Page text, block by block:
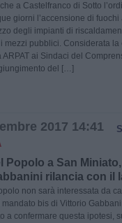
a Castelfranco di Sotto
giorni l’accensione di fuochi
degli impianti di
mezzi pubblici. Considerata
ARPAT ai Sindaci del
del […]
2017 14:41
Popolo a San
rilancia con il
non sarà interessata da
bis di Vittorio
a confermare questa ipotesi,